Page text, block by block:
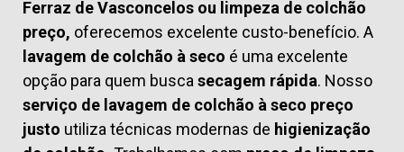
Ferraz de Vasconcelos ou limpeza de colchão
preço, oferecemos excelente custo-benefício. A
lavagem de colchão à seco é uma excelente
opção para quem busca secagem rápida. Nosso
serviço de lavagem de colchão à seco preço
justo utiliza técnicas modernas de higienização